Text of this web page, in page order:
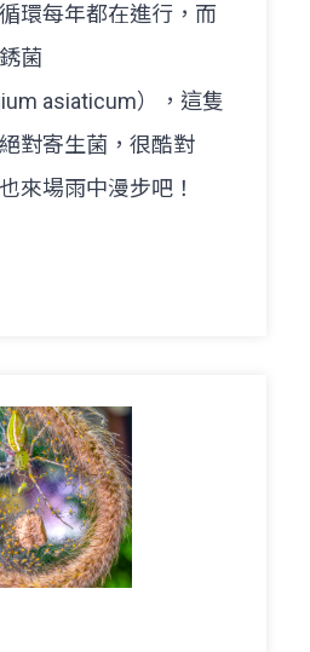
環每年都在進行，而
菌
asiaticum），這隻
對寄生菌，很酷對
來場雨中漫步吧！